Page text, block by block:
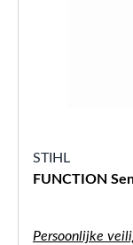
STIHL
FUNCTION
Persoonlijke